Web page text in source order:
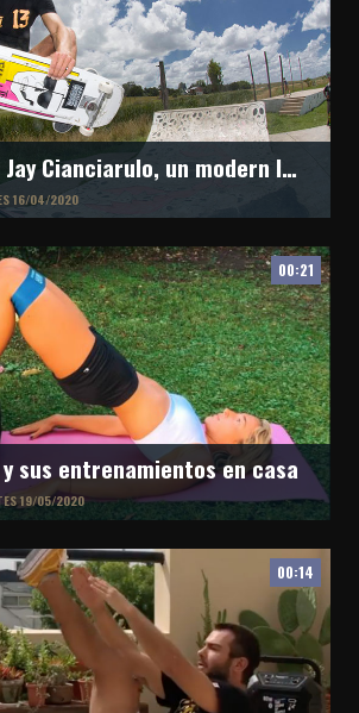
Charlando con Jay Cianciarulo, un modern logger
16/04/2020
00:21
sus entrenamientos en casa
19/05/2020
00:14